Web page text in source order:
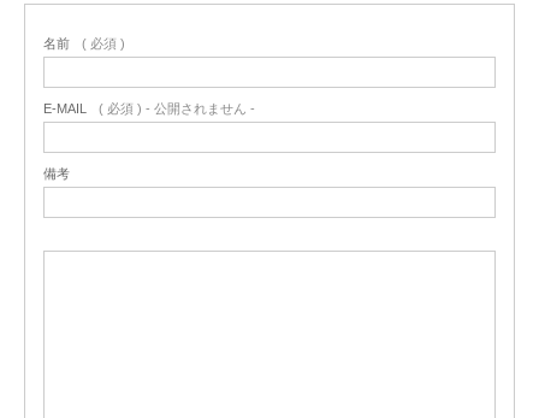
名前 ( 必須 )
E-MAIL ( 必須 ) - 公開されません -
備考